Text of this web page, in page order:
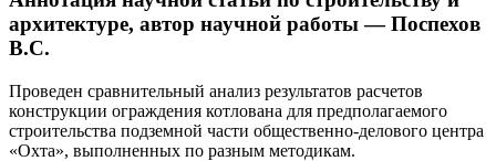
архитектуре, автор научной работы — Поспехов
В.С.
Проведен сравнительный анализ результатов расчетов
конструкции ограждения котлована для предполагаемого
строительства подземной части общественно-делового центра
«Охта», выполненных по разным методикам.